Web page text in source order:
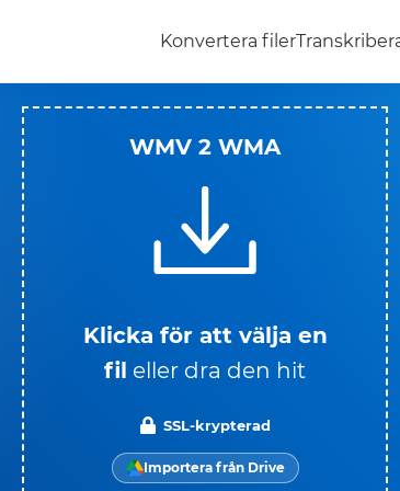
Konvertera filer
WMV 2 WMA
Klicka för att välja en
fil eller dra den hit
SSL-krypterad
Importera från Drive